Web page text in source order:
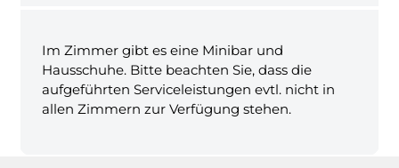
Im Zimmer gibt es eine Minibar und
Hausschuhe. Bitte beachten Sie, dass die
aufgeführten Serviceleistungen evtl. nicht in
allen Zimmern zur Verfügung stehen.